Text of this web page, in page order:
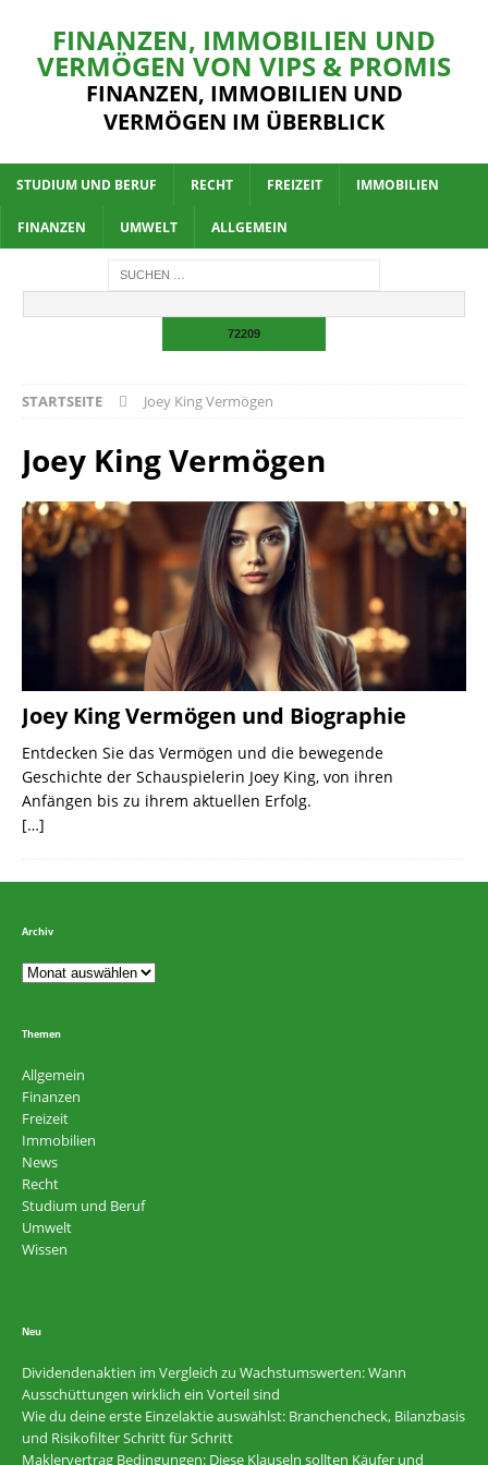
FINANZEN, IMMOBILIEN UND
VERMÖGEN VON VIPS & PROMIS
FINANZEN, IMMOBILIEN UND
VERMÖGEN IM ÜBERBLICK
STUDIUM UND BERUF RECHT FREIZEIT IMMOBILIEN
FINANZEN UMWELT ALLGEMEIN
STARTSEITE Joey King Vermögen
Joey King Vermögen
Joey King Vermögen und Biographie
Entdecken Sie das Vermögen und die bewegende
Geschichte der Schauspielerin Joey King, von ihren
Anfängen bis zu ihrem aktuellen Erfolg.
[…]
Archiv
Themen
Allgemein
Finanzen
Freizeit
Immobilien
News
Recht
Studium und Beruf
Umwelt
Wissen
Neu
Dividendenaktien im Vergleich zu Wachstumswerten: Wann
Ausschüttungen wirklich ein Vorteil sind
Wie du deine erste Einzelaktie auswählst: Branchencheck, Bilanzbasis
und Risikofilter Schritt für Schritt
Maklervertrag Bedingungen: Diese Klauseln sollten Käufer und